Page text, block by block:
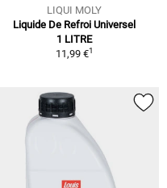
LIQUI MOLY
Liquide De Refroi Universel
1 LITRE
11,99 €1